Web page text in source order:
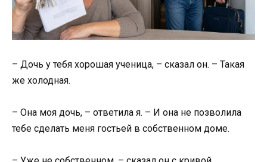
– Дочь у тебя хорошая ученица, – сказал он. – Такая
же холодная.
– Она моя дочь, – ответила я. – И она не позволила
тебе сделать меня гостьей в собственном доме.